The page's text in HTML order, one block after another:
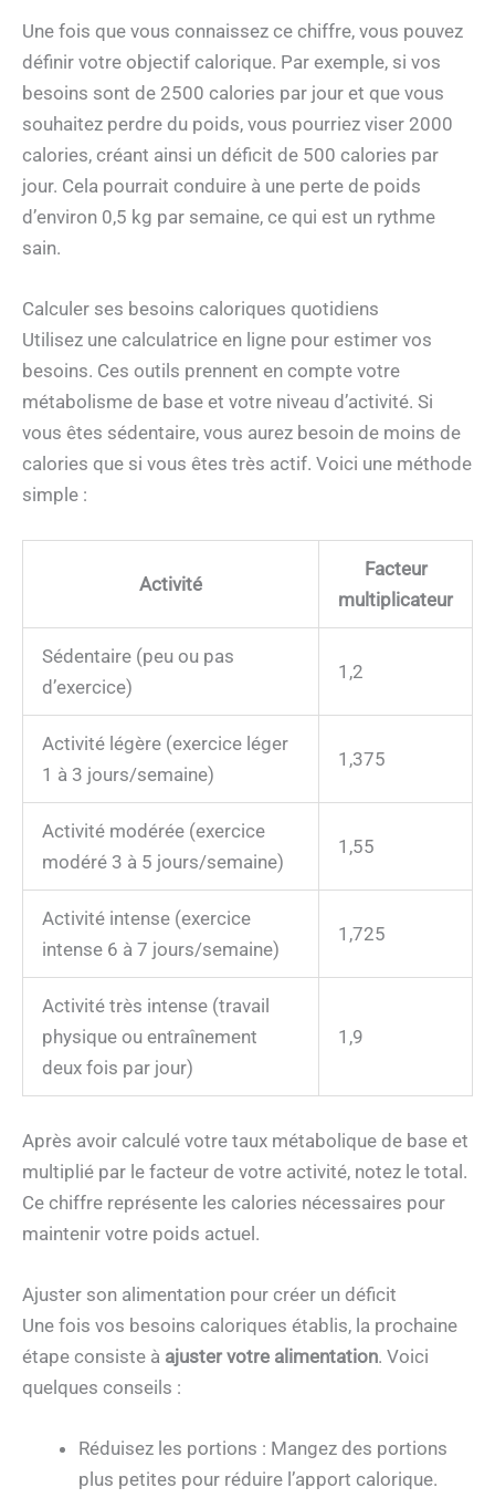
Une fois que vous connaissez ce chiffre, vous pouvez
définir votre objectif calorique. Par exemple, si vos
besoins sont de 2500 calories par jour et que vous
souhaitez perdre du poids, vous pourriez viser 2000
calories, créant ainsi un déficit de 500 calories par
jour. Cela pourrait conduire à une perte de poids
d’environ 0,5 kg par semaine, ce qui est un rythme
sain.
Calculer ses besoins caloriques quotidiens
Utilisez une calculatrice en ligne pour estimer vos
besoins. Ces outils prennent en compte votre
métabolisme de base et votre niveau d’activité. Si
vous êtes sédentaire, vous aurez besoin de moins de
calories que si vous êtes très actif. Voici une méthode
simple :
Activité
Facteur
multiplicateur
Sédentaire (peu ou pas
d’exercice)
1,2
Activité légère (exercice léger
1 à 3 jours/semaine)
1,375
Activité modérée (exercice
modéré 3 à 5 jours/semaine)
1,55
Activité intense (exercice
intense 6 à 7 jours/semaine)
1,725
Activité très intense (travail
physique ou entraînement
deux fois par jour)
1,9
Après avoir calculé votre taux métabolique de base et
multiplié par le facteur de votre activité, notez le total.
Ce chiffre représente les calories nécessaires pour
maintenir votre poids actuel.
Ajuster son alimentation pour créer un déficit
Une fois vos besoins caloriques établis, la prochaine
étape consiste à ajuster votre alimentation. Voici
quelques conseils :
Réduisez les portions : Mangez des portions
plus petites pour réduire l’apport calorique.